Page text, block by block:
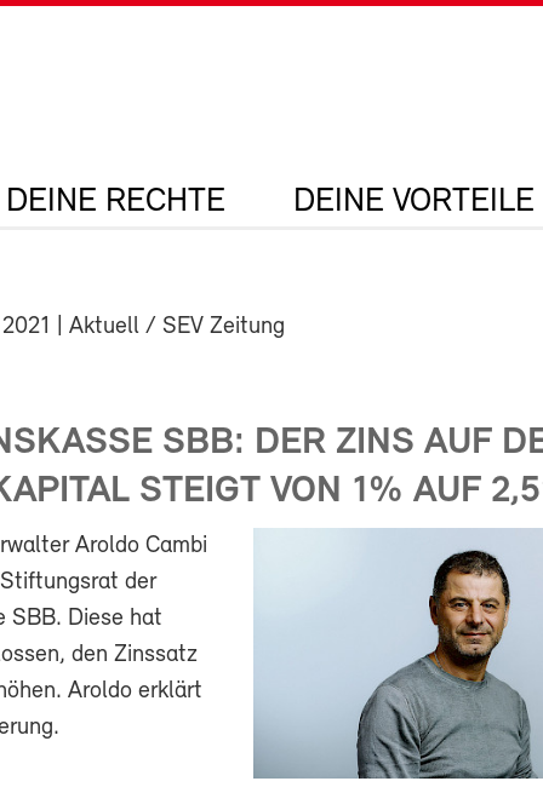
DEINE RECHTE DEINE VORTEILE
| Aktuell / SEV Zeitung
SBB: DER ZINS AUF
STEIGT VON 1% AUF
Aroldo Cambi
der
SBB. Diese hat
den Zinssatz
Aroldo erklärt